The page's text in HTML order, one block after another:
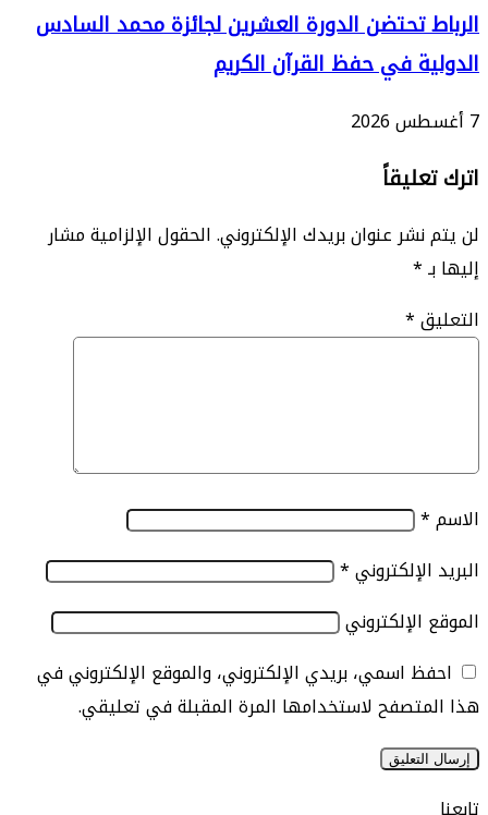
تحتضن الدورة العشرين لجائزة محمد السادس
في حفظ القرآن الكريم
عنوان بريدك الإلكتروني.الحقول الإلزامية مشار
*
*
*
اسمي، بريدي الإلكتروني، والموقع الإلكتروني في
لاستخدامها المرة المقبلة في تعليقي.